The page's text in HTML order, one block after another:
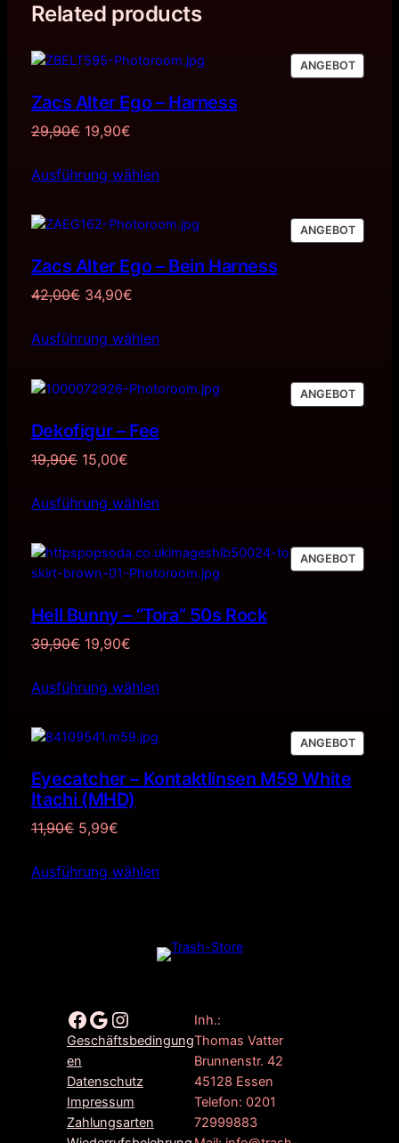
Related products
ANGEBOT
IM
Zacs Alter Ego – Harness
29,90€ Ursprünglicher
war:
19,90€Aktueller
ist:
Ausführung wählen
ANGEBOT
IM
Zacs Alter Ego – Bein Harness
42,00€ Ursprünglicher
war:
34,90€Aktueller
ist:
Ausführung wählen
ANGEBOT
IM
Dekofigur – Fee
19,90€ Ursprünglicher
war:
15,00€Aktueller
ist:
Ausführung wählen
ANGEBOT
IM
Hell Bunny – “Tora” 50s Rock
39,90€ Ursprünglicher
war:
19,90€Aktueller
ist:
Ausführung wählen
ANGEBOT
IM
Eyecatcher – Kontaktlinsen M59 White
Itachi (MHD)
11,90€ Ursprünglicher
war:
5,99€Aktueller
ist:
Ausführung wählen
Facebook Google Instagram
Geschäftsbedingung
en
Datenschutz
Impressum
Zahlungsarten
Inh.:
Thomas Vatter
Brunnenstr. 42
45128 Essen
Telefon: 0201
72999883